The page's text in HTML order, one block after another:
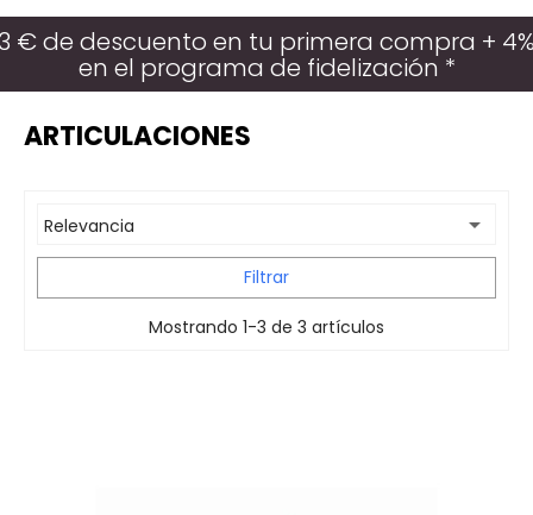
palanca
€ de descuento en tu primera compra +
en el programa de fidelización *
ARTICULACIONES
Relevancia 
Filtrar
Mostrando 1-3 de 3 artículos